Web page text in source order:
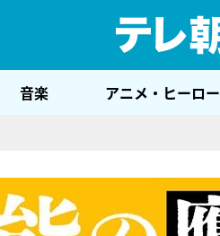
音楽 アニメ・ヒーロー